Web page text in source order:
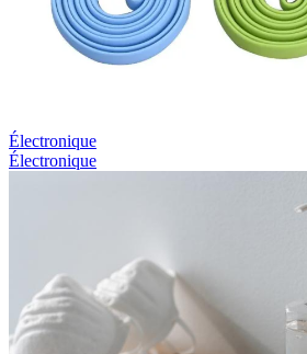
Électronique
Électronique